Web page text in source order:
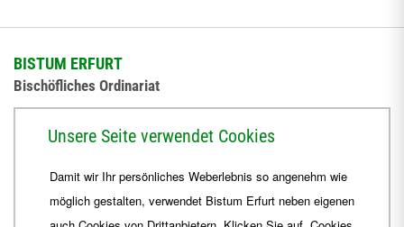
BISTUM ERFURT
Bischöfliches Ordinariat
+49 361 6572-444
ordinariat Bistum-Erfurt.de
Unsere Seite verwendet Cookies
Damit wir Ihr persönliches Weberlebnis so angenehm wie
möglich gestalten, verwendet Bistum Erfurt neben eigenen